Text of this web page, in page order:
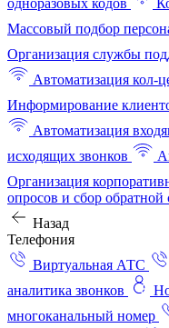
одноразовых кодов
Массовый подбор
Организация службы
Автоматизация кол-
Информирование
Автоматизация
исходящих звонков
Организация
опросов и сбор обратной
Назад
Телефония
Виртуальная АТС
аналитика звонков
многоканальный номер